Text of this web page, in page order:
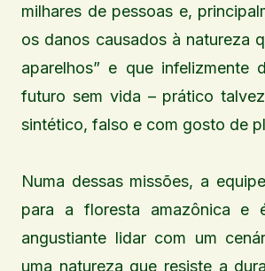
milhares de pessoas e,
os danos causados à natureza
aparelhos” e que infelizmente
futuro sem vida – prático
sintético, falso e com gosto de
Numa dessas missões, a
para a floresta amazônica e
angustiante lidar com um
uma natureza que resiste a